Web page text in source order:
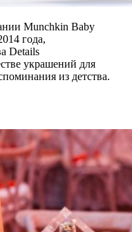
Munchkin Baby
года,
Details
украшений для
из детства.